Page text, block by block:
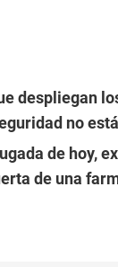
despliegan
no
de hoy,
de una